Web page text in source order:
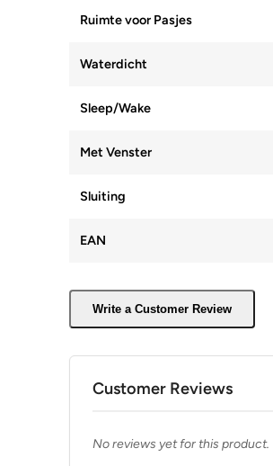
Ruimte voor Pasjes
Waterdicht
Sleep/Wake
Met Venster
Sluiting
EAN
Write a Customer Review
Customer Reviews
No reviews yet for this product.